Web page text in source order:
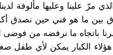
مرّ علينا وعليها مألوفة
بين ما هو فني حين نصدق
ما نرفضه من فوضى
الكبار يمكن لأي طفل